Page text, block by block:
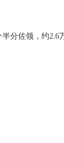
分佐领，约2.6